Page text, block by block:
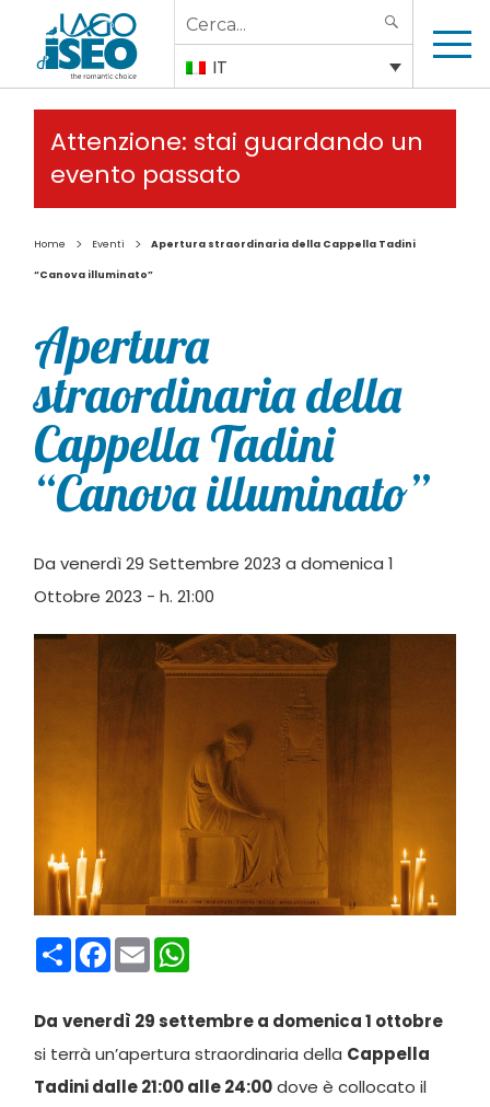
Search
for:
IT
Attenzione: stai guardando un
evento passato
Home > Eventi > Apertura straordinaria della Cappella Tadini
“Canova illuminato”
Apertura
straordinaria della
Cappella Tadini
“Canova illuminato”
Da venerdì 29 Settembre 2023 a domenica 1
Ottobre 2023 - h. 21:00
CondividiFacebook
Email
Da venerdì 29 settembre a domenica 1 ottobre
si terrà un’apertura straordinaria della Cappella
Tadini dalle 21:00 alle 24:00dove è collocato il